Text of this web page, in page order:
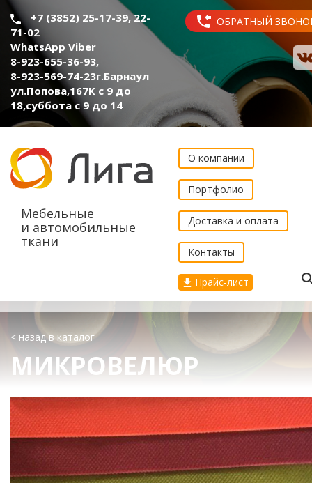
+7 (3852) 25-17-39, 22-
71-02
WhatsApp Viber
8-923-655-36-93,
8-923-569-74-23г.Барнаул
ул.Попова,167К с 9 до
18,суббота с 9 до 14
ОБРАТНЫЙ
Мебельные
и автомобильные
ткани
О компании
Портфолио
Доставка и оплата
Контакты
Прайс-лист
< назад в каталог
МИКРОВЕЛЮР